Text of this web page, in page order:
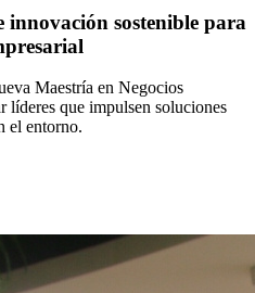
innovación sostenible para
Maestría en Negocios
líderes que impulsen soluciones
el entorno.